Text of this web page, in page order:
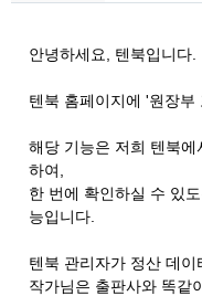
안녕하세요, 텐북입니다.
텐북 홈페이지에 '원장부
해당 기능은 저희 텐북
하여,
한 번에 확인하실 수 있
능입니다.
텐북 관리자가 정산 데
작가님은 출판사와 똑같